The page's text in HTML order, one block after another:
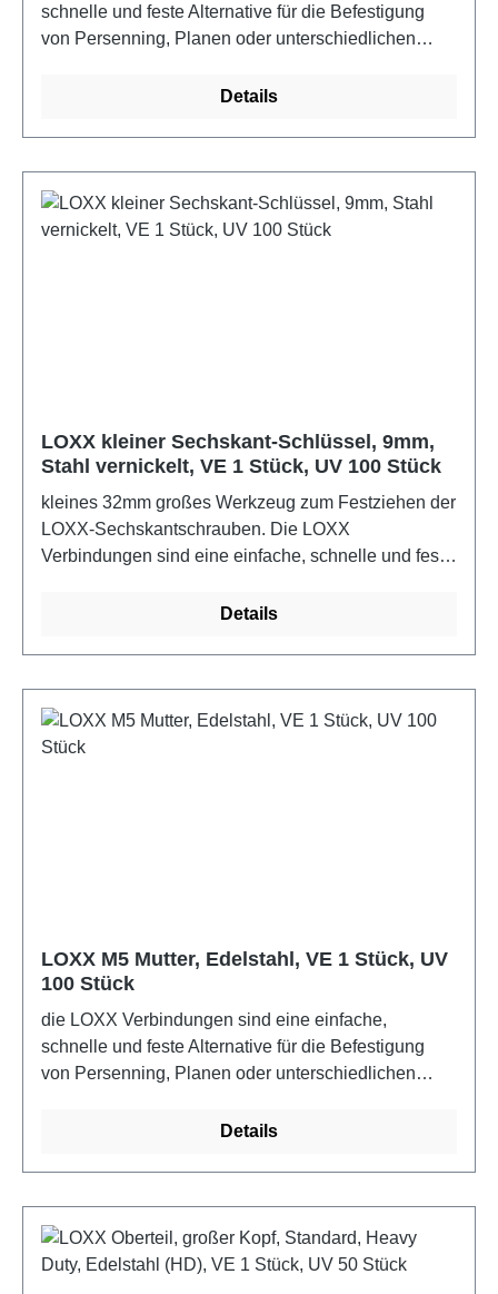
schnelle und feste Alternative für die Befestigung
von Persenning, Planen oder unterschiedlichen
Edelstahlausführungen verwendet werden.Farbe:
Details
LOXX kleiner Sechskant-Schlüssel, 9mm,
Stahl vernickelt, VE 1 Stück, UV 100 Stück
kleines 32mm großes Werkzeug zum Festziehen der
LOXX-Sechskantschrauben. Die LOXX
Verbindungen sind eine einfache, schnelle und feste
Planen oder unterschiedlichen Stoffen. Für den
Stahl vernickelt
Details
LOXX M5 Mutter, Edelstahl, VE 1 Stück, UV
100 Stück
die LOXX Verbindungen sind eine einfache,
schnelle und feste Alternative für die Befestigung
von Persenning, Planen oder unterschiedlichen
Edelstahlausführungen verwendet werden.Farbe:
Details